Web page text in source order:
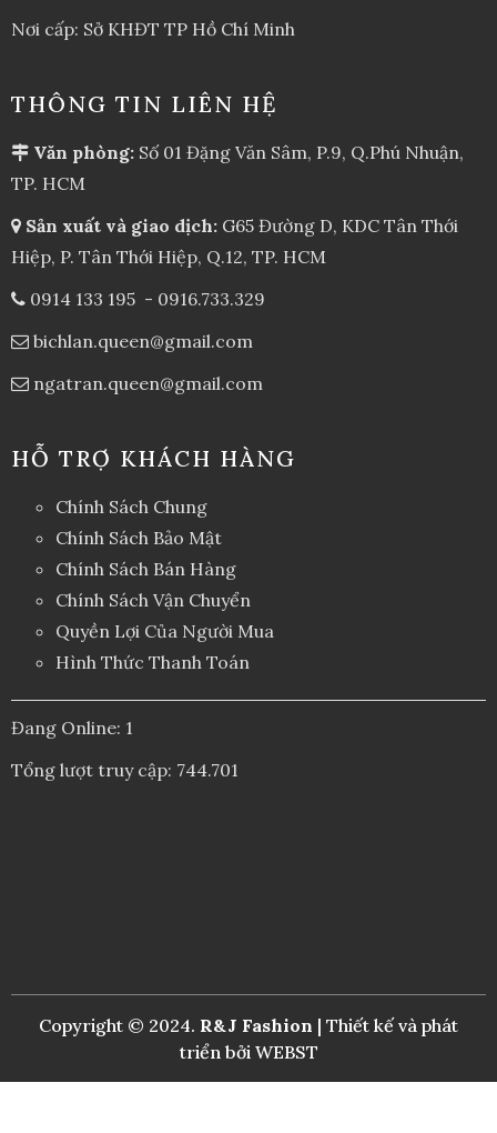
Nơi cấp: Sở KHĐT TP Hồ Chí Minh
THÔNG TIN LIÊN HỆ
Văn phòng: Số 01 Đặng Văn Sâm, P.9, Q.Phú Nhuận,
TP. HCM
Sản xuất và giao dịch: G65 Đường D, KDC Tân Thới
Hiệp, P. Tân Thới Hiệp, Q.12, TP. HCM
0914 133 195 - 0916.733.329
bichlan.queen@gmail.com
ngatran.queen@gmail.com
HỖ TRỢ KHÁCH HÀNG
Chính Sách Chung
Chính Sách Bảo Mật
Chính Sách Bán Hàng
Chính Sách Vận Chuyển
Quyền Lợi Của Người Mua
Hình Thức Thanh Toán
Đang Online: 1
Tổng lượt truy cập: 744.701
Copyright © 2024. R&J Fashion | Thiết kế và phát
triển bởi WEBST